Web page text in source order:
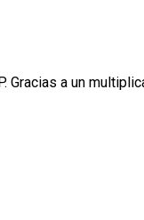
a un